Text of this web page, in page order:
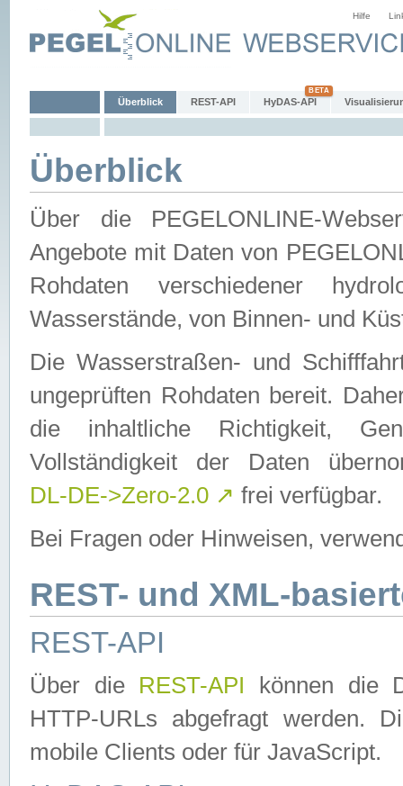
Hilfe
Überblick REST-API HyDAS-API
Überblick
Über die PEGELONLINE-
Angebote mit Daten von
Rohdaten verschiedener
Wasserstände, von Binnen- und
Die Wasserstraßen- und
ungeprüften Rohdaten bereit.
die inhaltliche Richtigkeit,
Vollständigkeit der Daten
DL-DE->Zero-2.0 ↗ frei verfügbar.
Bei Fragen oder Hinweisen,
REST- und XML-
REST-API
Über die REST-API können die
HTTP-URLs abgefragt werden.
mobile Clients oder für JavaScript.